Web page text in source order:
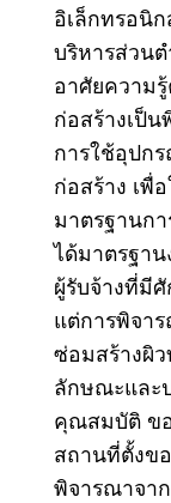
อิเล็กทรอนิ
บริหารส่วน
อาศัยความ
ก่อสร้างเป็น
การใช้อุปก
ก่อสร้าง เพื่
มาตรฐานกา
ได้มาตรฐาน
ผู้รับจ้างที่มี
แต่การพิจา
ซ่อมสร้างผิ
ลักษณะและ
คุณสมบัติ ขอ
สถานที่ตั้งข
พิจารณาจา